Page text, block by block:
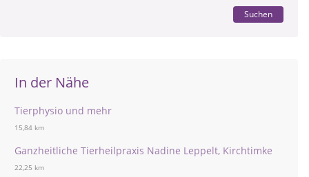
Suchen
In der Nähe
Tierphysio und mehr
15,84 km
Ganzheitliche Tierheilpraxis Nadine Leppelt, Kirchtimke
22,25 km